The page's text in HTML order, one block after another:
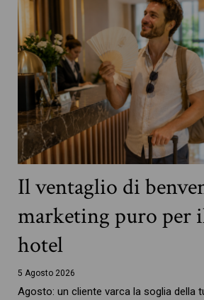
Il ventaglio di
marketing puro per
hotel
5 Agosto 2026
Agosto: un cliente varca la soglia della